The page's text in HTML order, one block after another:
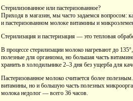
Стерилизованное или пастеризованное?
Приходя в магазин, мы часто задаемся вопросом:
и пастеризованном молоке витамины и
Стерилизация и пастеризация — это тепловая
В процессе стерилизации молоко нагревают до
полезные для организма, но большая часть
хранить в холодильнике 2–3 дня без ущерба для
Пастеризованное молоко считается более
витамины, но и большую часть полезных
молока недолог — всего 36 часов.